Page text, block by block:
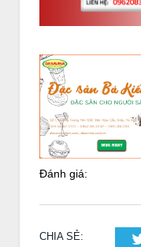
Đánh giá:
CHIA SẺ: